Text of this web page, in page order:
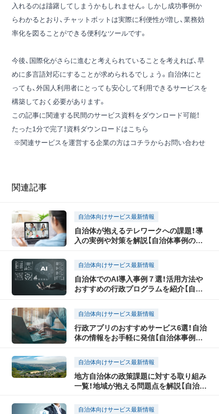
入れるのは躊躇してしまうかもしれません。しかし成功事例か
らわかるとおり、チャットボットは実際に利便性が増し、業務効
率化を図ることができる便利なツールです。
今後、国際化がさらに進むと考えられていることを考えれば、早
めに多言語対応にすることが求められるでしょう。自治体にと
っても、外国人利用者にとっても安心して利用できるサービスを
構築しておく必要があります。
この記事に関連する民間のサービス資料をダウンロード可能！
たった1分で完了！資料ダウンロードはこちら
※関連サービスを運営する企業の方はコチラからお問い合わせ
関連記事
自治体向けサービス最新情報
自治体が抱えるテレワークへの課題！導
入の実例や対策を解説【自治体事例の教
自治体向けサービス最新情報
自治体でのAI導入事例７選！活用方法や
おすすめの行政プログラムを紹介【自治
自治体向けサービス最新情報
行政アプリのおすすめサービス6選！自治
体の情報をお手軽に発信【自治体事例の
自治体向けサービス最新情報
地方自治体の政策課題に対する取り組み
一覧！地域が抱える問題点を解説【自治体
自治体向けサービス最新情報